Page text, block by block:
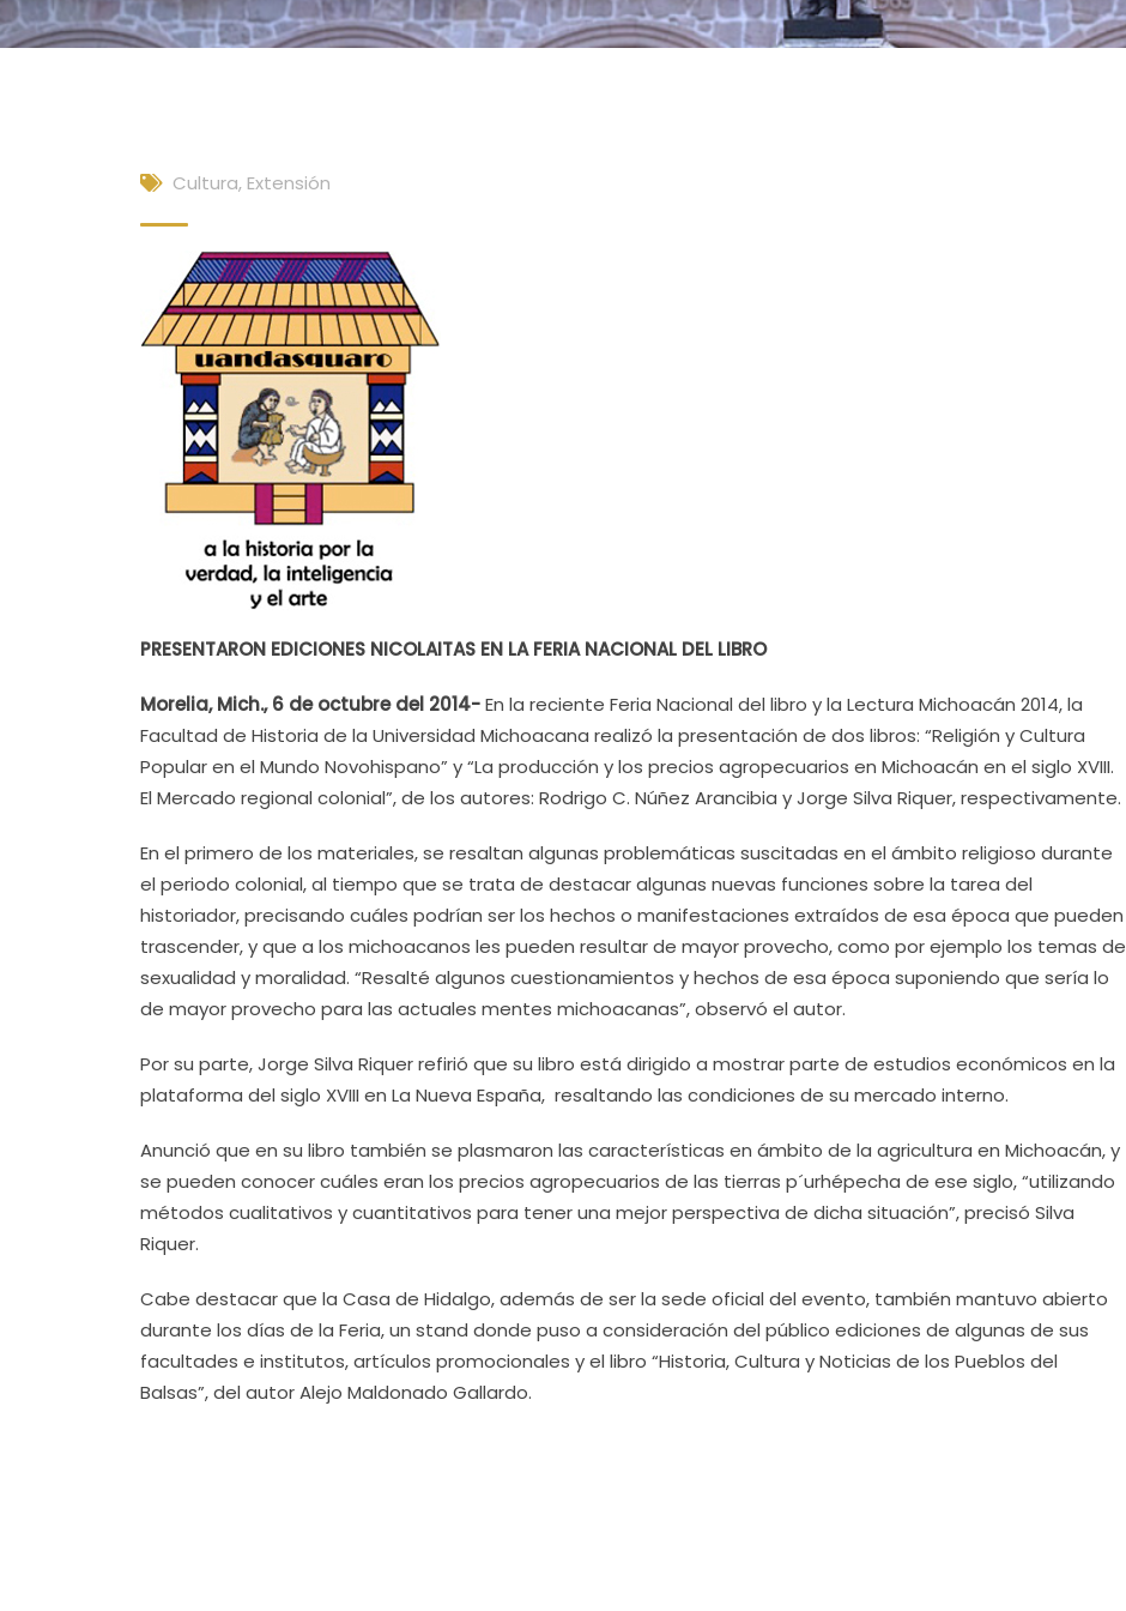
Cultura, Extensión
PRESENTARON EDICIONES NICOLAITAS EN LA FERIA NACIONAL DEL LIBRO
Morelia, Mich., 6 de octubre del 2014-En la reciente Feria Nacional del libro y la Lectura Michoacán 2014, la
Facultad de Historia de la Universidad Michoacana realizó la presentación de dos libros: “Religión y Cultura
Popular en el Mundo Novohispano” y “La producción y los precios agropecuarios en Michoacán en el siglo XVIII.
El Mercado regional colonial”, de los autores: Rodrigo C. Núñez Arancibia y Jorge Silva Riquer, respectivamente.
En el primero de los materiales, se resaltan algunas problemáticas suscitadas en el ámbito religioso durante
el periodo colonial, al tiempo que se trata de destacar algunas nuevas funciones sobre la tarea del
historiador, precisando cuáles podrían ser los hechos o manifestaciones extraídos de esa época que pueden
trascender, y que a los michoacanos les pueden resultar de mayor provecho, como por ejemplo los temas de
sexualidad y moralidad. “Resalté algunos cuestionamientos y hechos de esa época suponiendo que sería lo
de mayor provecho para las actuales mentes michoacanas”, observó el autor.
Por su parte, Jorge Silva Riquer refirió que su libro está dirigido a mostrar parte de estudios económicos en la
plataforma del siglo XVIII en La Nueva España, resaltando las condiciones de su mercado interno.
Anunció que en su libro también se plasmaron las características en ámbito de la agricultura en Michoacán, y
se pueden conocer cuáles eran los precios agropecuarios de las tierras p´urhépecha de ese siglo, “utilizando
métodos cualitativos y cuantitativos para tener una mejor perspectiva de dicha situación”, precisó Silva
Riquer.
Cabe destacar que la Casa de Hidalgo, además de ser la sede oficial del evento, también mantuvo abierto
durante los días de la Feria, un stand donde puso a consideración del público ediciones de algunas de sus
facultades e institutos, artículos promocionales y el libro “Historia, Cultura y Noticias de los Pueblos del
Balsas”, del autor Alejo Maldonado Gallardo.